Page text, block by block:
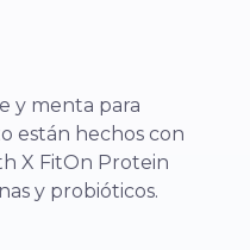
y menta para
están hechos con
X FitOn Protein
y probióticos.